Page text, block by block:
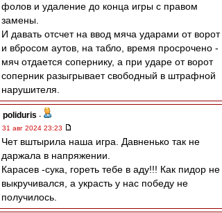
фолов и удаление до конца игры с правом
замены.
И давать отсчет на ввод мяча ударами от ворот
и вбросом аутов, на табло, время просрочено -
мяч отдается сопернику, а при ударе от ворот
соперник разыгрывает свободный в штрафной
нарушителя.
poliduris -
31 авг 2024 23:23
Чет вштырила наша игра. Давненько так не
даржала в напряжении.
Карасев -сука, гореть тебе в аду!!! Как пидор не
выкручивался, а украсть у нас победу не
получилось.